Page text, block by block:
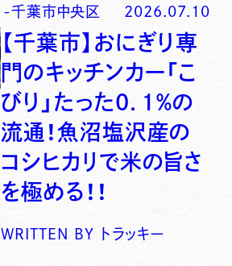
-千葉市中央区 2026.07.10
【千葉市】おにぎり専
門のキッチンカー「こ
びり」たった0．1％の
流通！魚沼塩沢産の
コシヒカリで米の旨さ
を極める！！
WRITTEN BY トラッキー